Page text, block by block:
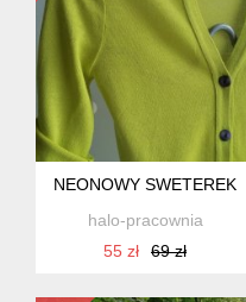
NEONOWY SWETEREK
halo-pracownia
55 zł
69 zł